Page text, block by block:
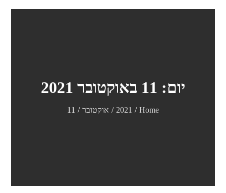
יום: 11 באוקטובר 2021
Home
2021 אוקטובר 11